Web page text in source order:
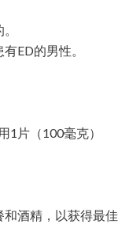
有ED的男性。
1 片（100毫克）
和酒精，以获得最佳